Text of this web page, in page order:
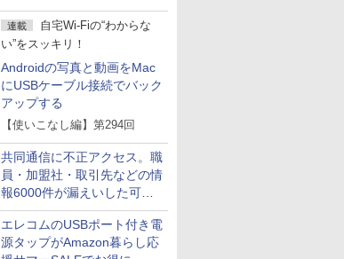
連載
自宅Wi-Fiの“わからな
い”をスッキリ！
Androidの写真と動画をMac
にUSBケーブル接続でバック
アップする
【使いこなし編】第294回
共同通信に不正アクセス。職
員・加盟社・取引先などの情
報6000件が漏えいした可能
性
エレコムのUSBポート付き電
源タップがAmazon暮らし応